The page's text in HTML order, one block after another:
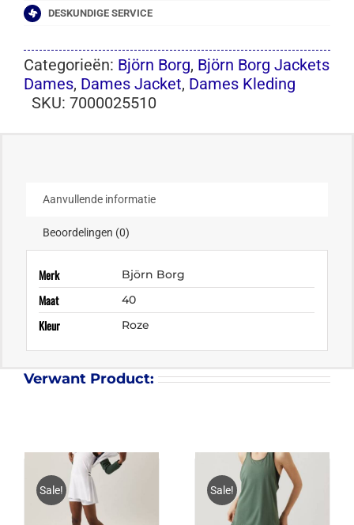
DESKUNDIGE SERVICE
Categorieën: Björn Borg, Björn Borg Jackets
Dames, Dames Jacket, Dames Kleding
SKU: 7000025510
Aanvullende informatie
Beoordelingen (0)
Merk Björn Borg
Maat 40
Kleur Roze
Verwant Product:
Sale! Sale!